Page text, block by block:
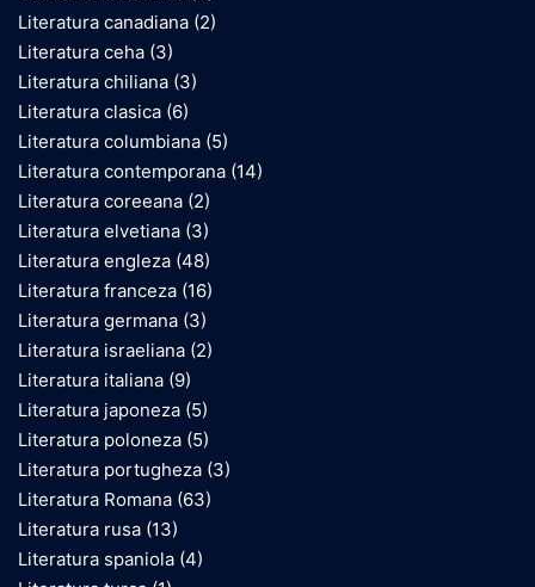
Literatura canadiana (2)
Literatura ceha (3)
Literatura chiliana (3)
Literatura clasica (6)
Literatura columbiana (5)
Literatura contemporana (14)
Literatura coreeana (2)
Literatura elvetiana (3)
Literatura engleza (48)
Literatura franceza (16)
Literatura germana (3)
Literatura israeliana (2)
Literatura italiana (9)
Literatura japoneza (5)
Literatura poloneza (5)
Literatura portugheza (3)
Literatura Romana (63)
Literatura rusa (13)
Literatura spaniola (4)